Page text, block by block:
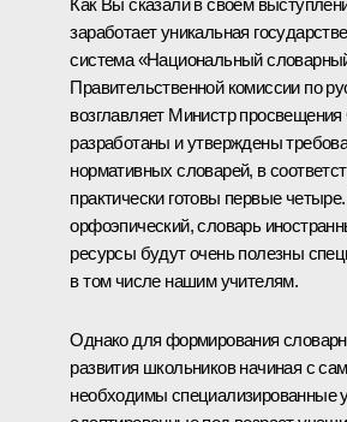
заработает уникальная
система «Национальный
Правительственной комиссии по
возглавляет Министр
разработаны и утверждены
нормативных словарей, в
практически готовы первые
орфоэпический, словарь
ресурсы будут очень полезны
в том числе нашим учителям.
Однако для формирования
развития школьников начиная с
необходимы специализированные